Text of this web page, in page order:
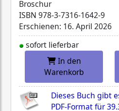
Broschur
ISBN 978-3-7316-1642-9
Erschienen: 16. April 2026
sofort lieferbar
In den
Warenkorb
Dieses Buch gibt
PDF-Format für